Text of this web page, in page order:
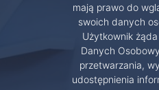
mają prawo do
swoich danych
Użytkownik
Danych
przetwarzania,
udostępnienia